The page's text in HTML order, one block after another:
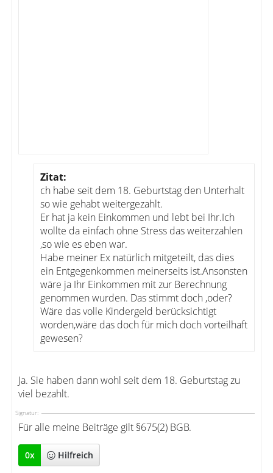
Zitat:
ch habe seit dem 18. Geburtstag den Unterhalt
so wie gehabt weitergezahlt.
Er hat ja kein Einkommen und lebt bei Ihr.Ich
wollte da einfach ohne Stress das weiterzahlen
,so wie es eben war.
Habe meiner Ex natürlich mitgeteilt, das dies
ein Entgegenkommen meinerseits ist.Ansonsten
wäre ja Ihr Einkommen mit zur Berechnung
genommen wurden. Das stimmt doch ,oder?
Wäre das volle Kindergeld berücksichtigt
worden,wäre das doch für mich doch vorteilhaft
gewesen?
Ja. Sie haben dann wohl seit dem 18. Geburtstag zu
viel bezahlt.
Signatur:
Für alle meine Beiträge gilt §675(2) BGB.
0x Hilfreich